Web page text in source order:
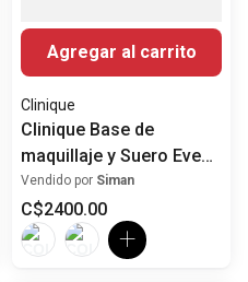
Agregar al carrito
Clinique
Clinique Base de
maquillaje y Suero Even
Better Clinical ™ SPF 20
Vendido por Siman
C$2400.00